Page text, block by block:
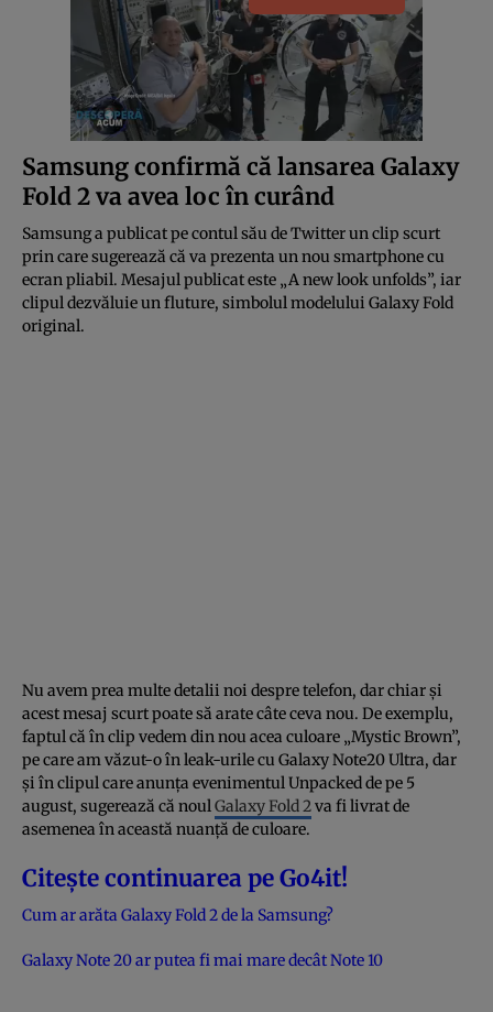
Samsung confirmă că lansarea Galaxy
Fold 2 va avea loc în curând
Samsung a publicat pe contul său de Twitter un clip scurt
prin care sugerează că va prezenta un nou smartphone cu
ecran pliabil. Mesajul publicat este „A new look unfolds”, iar
clipul dezvăluie un fluture, simbolul modelului Galaxy Fold
original.
Nu avem prea multe detalii noi despre telefon, dar chiar și
acest mesaj scurt poate să arate câte ceva nou. De exemplu,
faptul că în clip vedem din nou acea culoare „Mystic Brown”,
pe care am văzut-o în leak-urile cu Galaxy Note20 Ultra, dar
și în clipul care anunța evenimentul Unpacked de pe 5
august, sugerează că noulGalaxy Fold 2va fi livrat de
asemenea în această nuanță de culoare.
Citește continuarea pe Go4it!
Cum ar arăta Galaxy Fold 2 de la Samsung?
Galaxy Note 20 ar putea fi mai mare decât Note 10